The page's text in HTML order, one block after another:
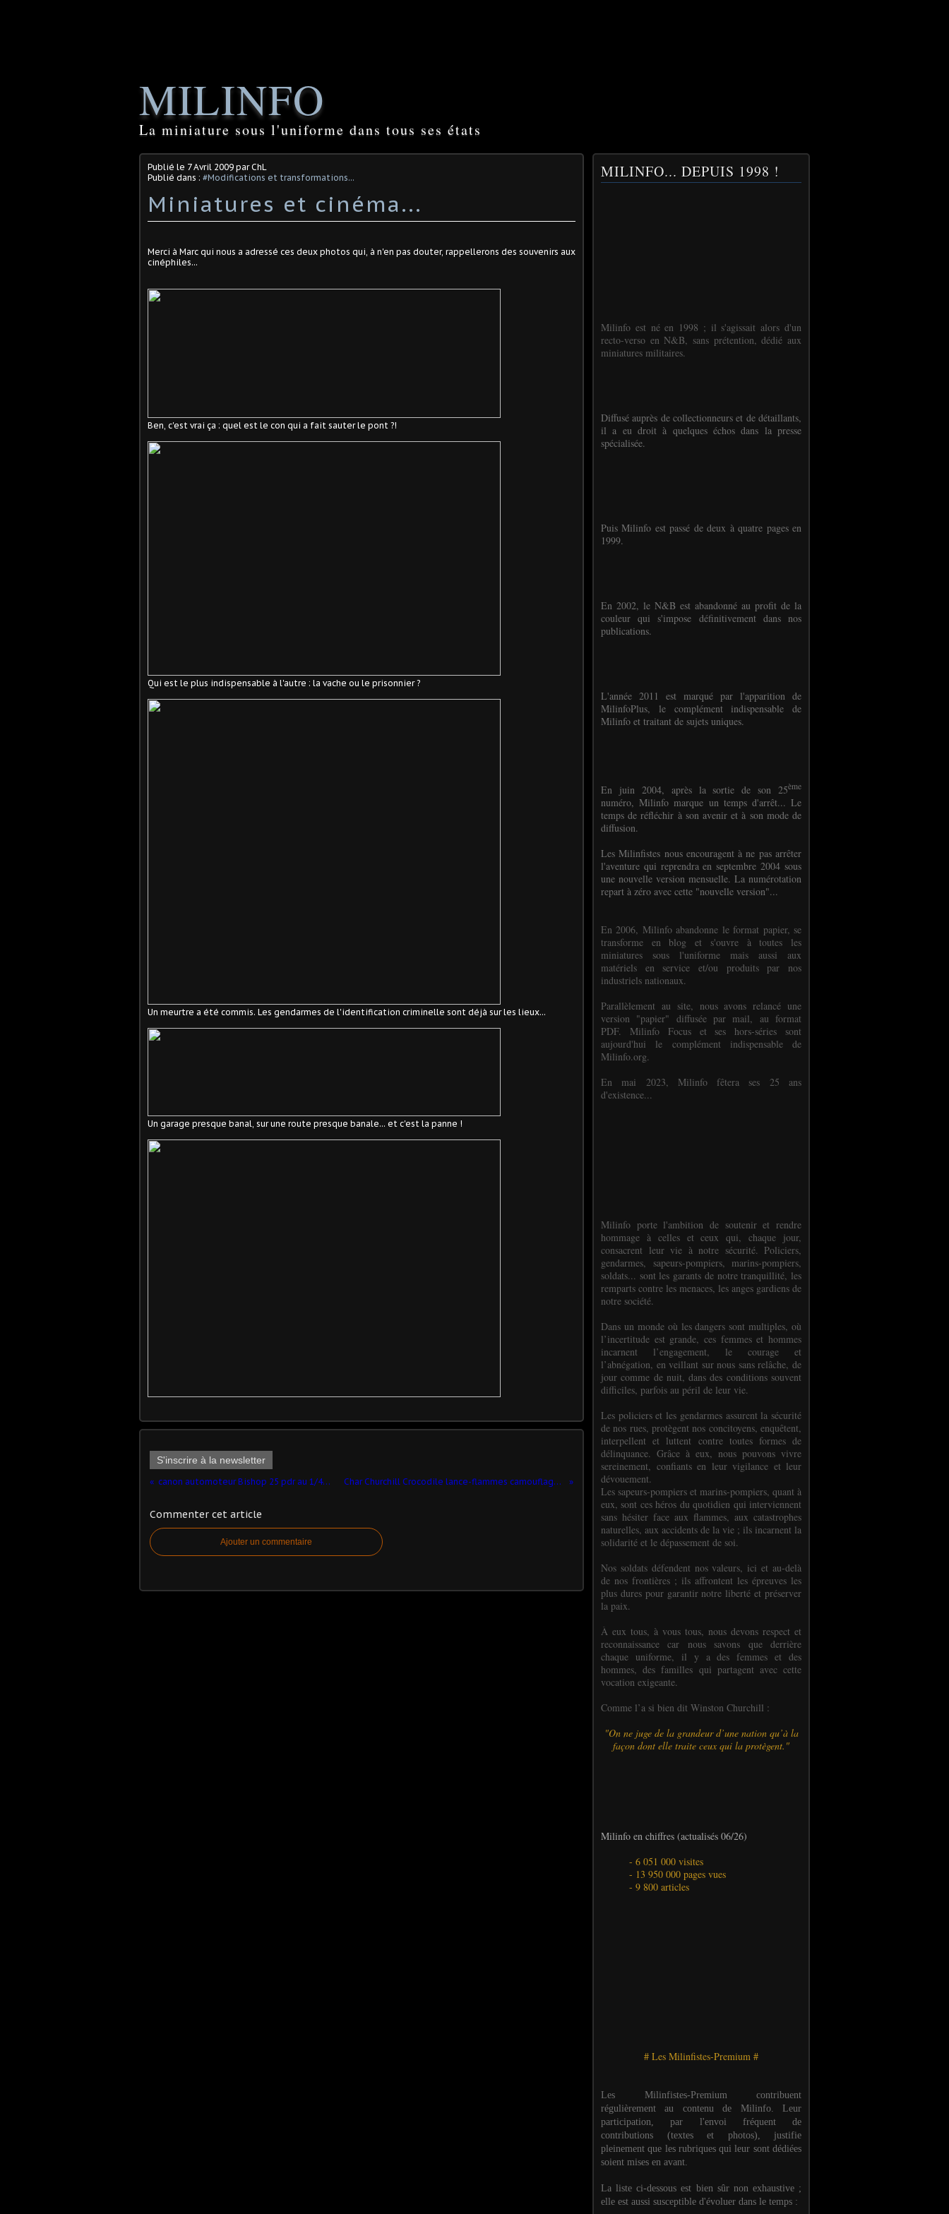
MILINFO
La miniature sous l'uniforme dans tous ses états
Publié le 7 Avril 2009 par ChL
Publié dans : #Modifications et transformations...
Miniatures et cinéma...
Merci à Marc qui nous a adressé ces deux photos qui, à n'en pas douter, rappellerons des souvenirs aux
cinéphiles...
Ben, c'est vrai ça : quel est le con qui a fait sauter le pont ?!
Qui est le plus indispensable à l'autre : la vache ou le prisonnier ?
Un meurtre a été commis. Les gendarmes de l'identification criminelle sont déjà sur les lieux...
Un garage presque banal, sur une route presque banale... et c'est la panne !
S'inscrire à la newsletter
canon automoteur Bishop 25 pdr au 1/48ème... Char Churchill Crocodile lance-flammes camouflage hiver...
Commenter cet article
Ajouter un commentaire
MILINFO... DEPUIS 1998 !
Milinfo est né en 1998 ; il s'agissait alors d'un
recto-verso en N&B, sans prétention, dédié aux
miniatures militaires.
Diffusé auprès de collectionneurs et de détaillants,
il a eu droit à quelques échos dans la presse
spécialisée.
Puis Milinfo est passé de deux à quatre pages en
1999.
En 2002, le N&B est abandonné au profit de la
couleur qui s'impose définitivement dans nos
publications.
L'année 2011 est marqué par l'apparition de
MilinfoPlus, le complément indispensable de
Milinfo et traitant de sujets uniques.
En juin 2004, après la sortie de son 25ème
numéro, Milinfo marque un temps d'arrêt... Le
temps de réfléchir à son avenir et à son mode de
diffusion.
Les Milinfistes nous encouragent à ne pas arrêter
l'aventure qui reprendra en septembre 2004 sous
une nouvelle version mensuelle. La numérotation
repart à zéro avec cette "nouvelle version"...
En 2006, Milinfo abandonne le format papier, se
transforme en blog et s'ouvre à toutes les
miniatures sous l'uniforme mais aussi aux
matériels en service et/ou produits par nos
industriels nationaux.
Parallèlement au site, nous avons relancé une
version "papier" diffusée par mail, au format
PDF. Milinfo Focus et ses hors-séries sont
aujourd'hui le complément indispensable de
Milinfo.org.
En mai 2023, Milinfo fêtera ses 25 ans
d'existence...
Milinfo porte l'ambition de soutenir et rendre
hommage à celles et ceux qui, chaque jour,
consacrent leur vie à notre sécurité. Policiers,
gendarmes, sapeurs-pompiers, marins-pompiers,
soldats... sont les garants de notre tranquillité, les
remparts contre les menaces, les anges gardiens de
notre société.
Dans un monde où les dangers sont multiples, où
l’incertitude est grande, ces femmes et hommes
incarnent l’engagement, le courage et
l’abnégation, en veillant sur nous sans relâche, de
jour comme de nuit, dans des conditions souvent
difficiles, parfois au péril de leur vie.
Les policiers et les gendarmes assurent la sécurité
de nos rues, protègent nos concitoyens, enquêtent,
interpellent et luttent contre toutes formes de
délinquance. Grâce à eux, nous pouvons vivre
sereinement, confiants en leur vigilance et leur
dévouement.
Les sapeurs-pompiers et marins-pompiers, quant à
eux, sont ces héros du quotidien qui interviennent
sans hésiter face aux flammes, aux catastrophes
naturelles, aux accidents de la vie ; ils incarnent la
solidarité et le dépassement de soi.
Nos soldats défendent nos valeurs, ici et au-delà
de nos frontières ; ils affrontent les épreuves les
plus dures pour garantir notre liberté et préserver
la paix.
À eux tous, à vous tous, nous devons respect et
reconnaissance car nous savons que derrière
chaque uniforme, il y a des femmes et des
hommes, des familles qui partagent avec cette
vocation exigeante.
Comme l’a si bien dit Winston Churchill :
"On ne juge de la grandeur d’une nation qu’à la
façon dont elle traite ceux qui la protègent."
Milinfo en chiffres (actualisés 06/26)
- 6 051 000 visites
- 13 950 000 pages vues
- 9 800 articles
# Les Milinfistes-Premium #
Les Milinfistes-Premium contribuent
régulièrement au contenu de Milinfo. Leur
participation, par l'envoi fréquent de
contributions (textes et photos), justifie
pleinement que les rubriques qui leur sont dédiées
soient mises en avant.
La liste ci-dessous est bien sûr non exhaustive ;
elle est aussi susceptible d'évoluer dans le temps :